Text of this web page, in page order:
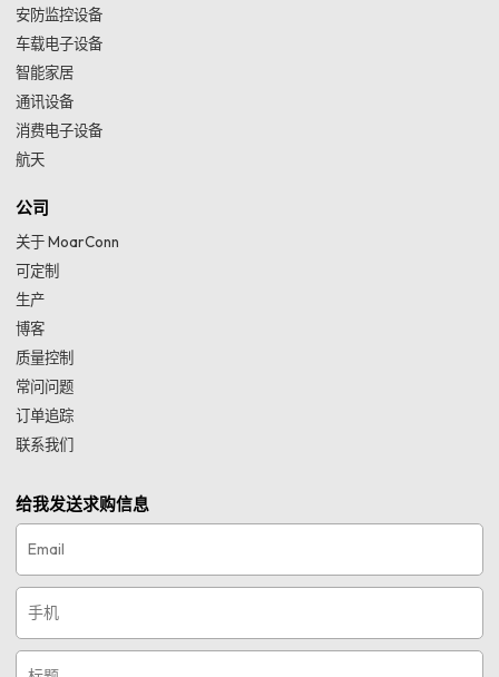
安防监控设备
车载电子设备
智能家居
通讯设备
消费电子设备
航天
公司
关于 MoarConn
可定制
生产
博客
质量控制
常问问题
订单追踪
联系我们
给我发送求购信息